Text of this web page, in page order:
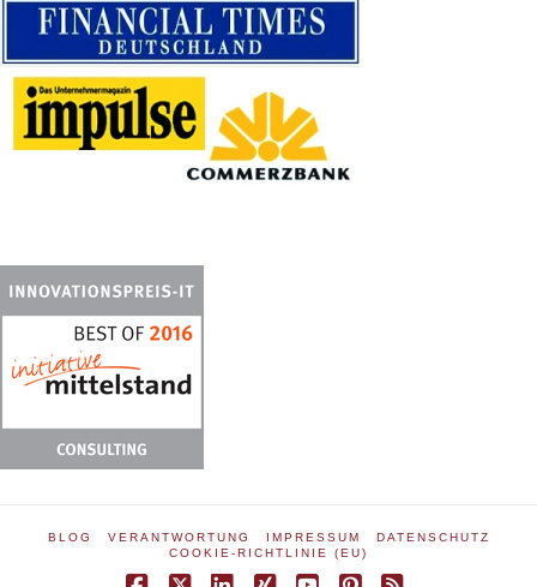
BLOG VERANTWORTUNG IMPRESSUM
DATENSCHUTZ
COOKIE-RICHTLINIE (EU)